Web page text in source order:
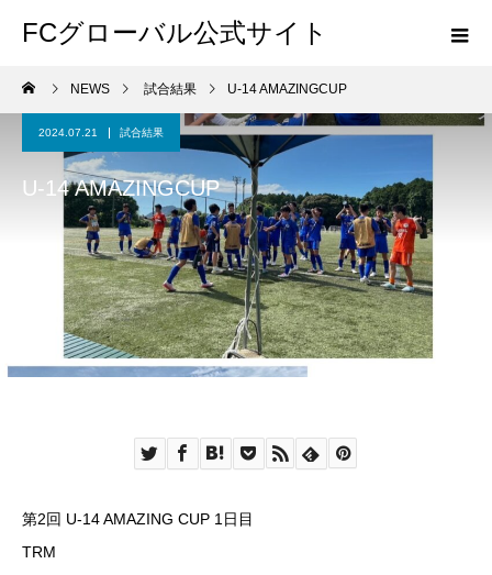
FCグローバル公式サイト
NEWS 試合結果 U-14 AMAZINGCUP
2024.07.21 試合結果
U-14 AMAZINGCUP
第2回 U-14 AMAZING CUP 1日目
TRM